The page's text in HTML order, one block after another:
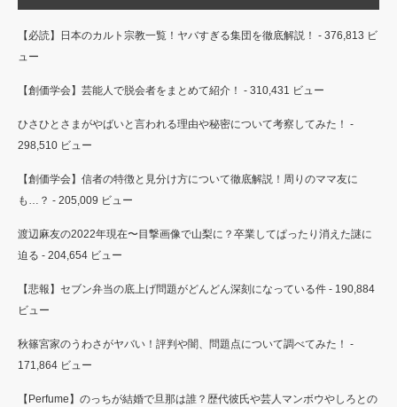
【必読】日本のカルト宗教一覧！ヤバすぎる集団を徹底解説！ - 376,813 ビ
ュー
【創価学会】芸能人で脱会者をまとめて紹介！ - 310,431 ビュー
ひさひとさまがやばいと言われる理由や秘密について考察してみた！ -
298,510 ビュー
【創価学会】信者の特徴と見分け方について徹底解説！周りのママ友に
も…？ - 205,009 ビュー
渡辺麻友の2022年現在〜目撃画像で山梨に？卒業してぱったり消えた謎に
迫る - 204,654 ビュー
【悲報】セブン弁当の底上げ問題がどんどん深刻になっている件 - 190,884
ビュー
秋篠宮家のうわさがヤバい！評判や闇、問題点について調べてみた！ -
171,864 ビュー
【Perfume】のっちが結婚で旦那は誰？歴代彼氏や芸人マンボウやしろとの